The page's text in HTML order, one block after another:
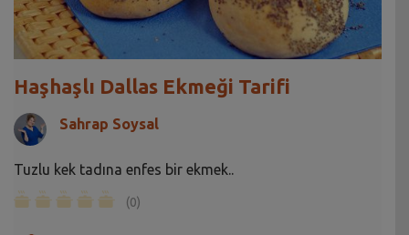
Haşhaşlı Dallas Ekmeği Tarifi
Sahrap Soysal
Tuzlu kek tadına enfes bir ekmek..
(0)